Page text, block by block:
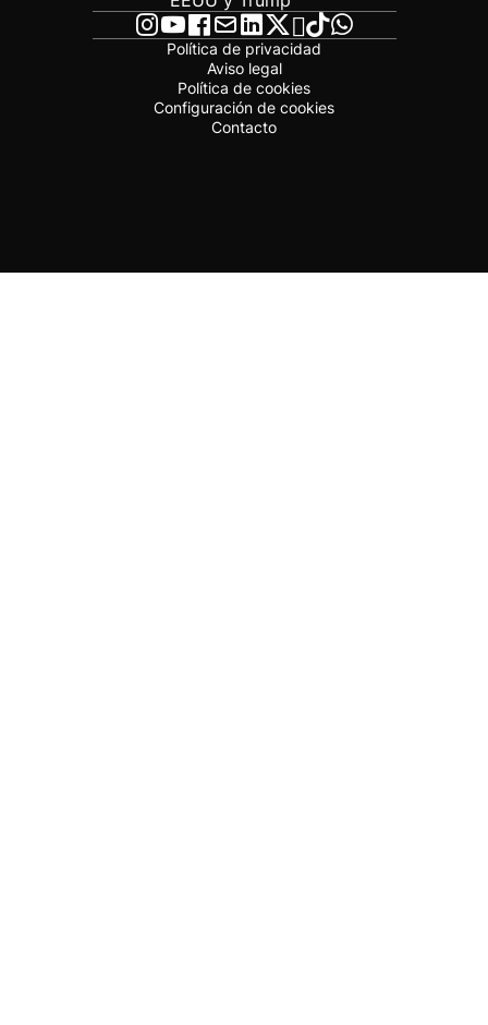
Política de privacidad
Aviso legal
Política de cookies
Configuración de cookies
Contacto